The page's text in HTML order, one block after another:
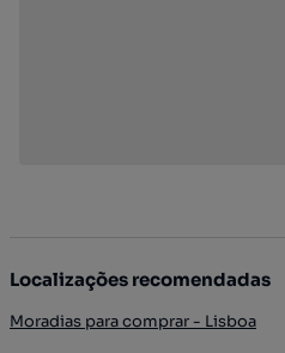
Localizações recomendadas
Moradias para comprar - Lisboa